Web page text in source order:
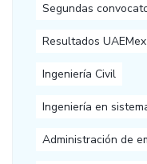
Segundas
Resultados UAEMex
Ingeniería Civil
Ingeniería en
Administración de